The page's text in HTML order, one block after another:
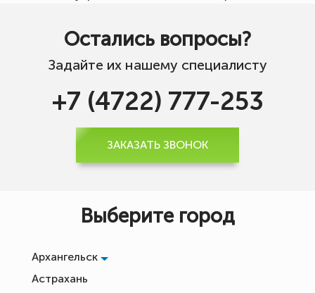
Остались вопросы?
Задайте их нашему специалисту
+7 (4722) 777-253
ЗАКАЗАТЬ ЗВОНОК
Выберите город
Архангельск
Астрахань